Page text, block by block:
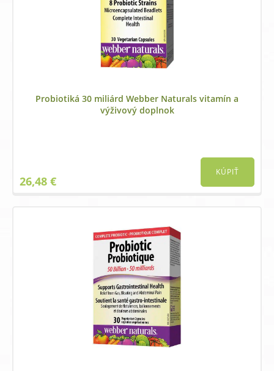
Probiotiká 30 miliárd Webber Naturals vitamín a
výživový doplnok
26,48 €
KÚPIŤ